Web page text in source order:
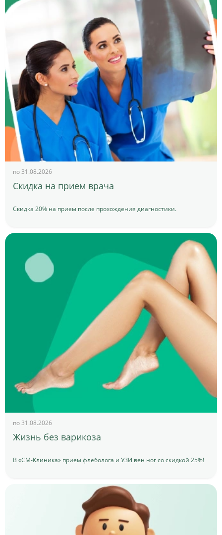
по 31.08.2026
Скидка на прием врача
Скидка 20% на прием после прохождения диагностики.
по 31.08.2026
Жизнь без варикоза
В «СМ-Клиника» прием флеболога и УЗИ вен ног со скидкой 25%!